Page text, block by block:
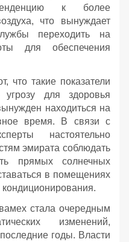
к более
что вынуждает
переходить на
для обеспечения
что такие показатели
угрозу для здоровья
находиться на
время. В связи с
настоятельно
эмирата соблюдать
прямых солнечных
в помещениях
стала очередным
изменений,
годы. Власти